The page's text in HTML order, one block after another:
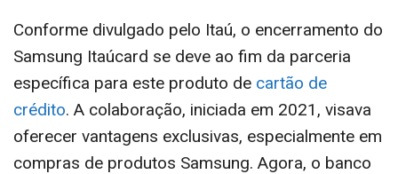
Conforme divulgado pelo Itaú, o encerramento do
Samsung Itaúcard se deve ao fim da parceria
específica para este produto de cartão de
crédito. A colaboração, iniciada em 2021, visava
oferecer vantagens exclusivas, especialmente em
compras de produtos Samsung. Agora, o banco